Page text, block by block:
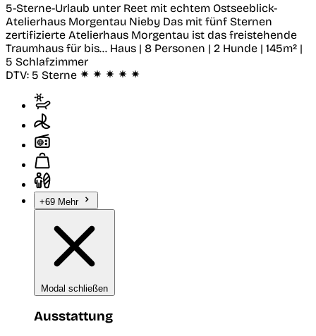
5-Sterne-Urlaub unter Reet mit echtem Ostseeblick-
Atelierhaus Morgentau Nieby Das mit fünf Sternen
zertifizierte Atelierhaus Morgentau ist das freistehende
Traumhaus für bis... Haus | 8 Personen | 2 Hunde | 145m² |
5 Schlafzimmer
DTV: 5 Sterne
+69 Mehr
Modal schließen
Ausstattung